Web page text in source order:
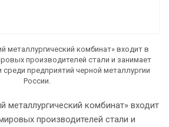
металлургический комбинат» входит в
производителей стали и занимает
предприятий черной металлургии
России.
металлургический комбинат» входит
производителей стали и